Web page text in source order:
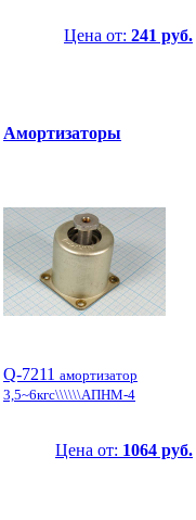
Цена от: 241 руб.
Амортизаторы
Q-7211 амортизатор
3,5~6кгс\\\\\\АПНМ-4
Цена от: 1064 руб.